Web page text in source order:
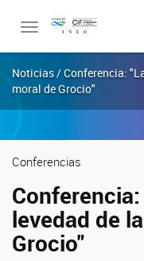
Toggle
Noticias / Conferencia:
moral de Grocio"
Conferencias
levedad de
Grocio"